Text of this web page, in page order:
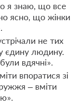
я знаю, що все
ясно, що жінки
.
не тих
єдину людину.
вдячні».
впоратися зі
– вміти
».